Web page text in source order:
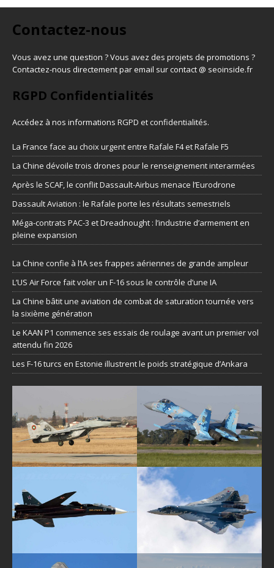
Contactez-nous
Vous avez une question ? Vous avez des projets de promotions ?
Contactez-nous directement par email sur contact @ seoinside.fr
RGPD Confidentialités
Accédez à nos informations RGPD et confidentialités.
La France face au choix urgent entre Rafale F4 et Rafale F5
La Chine dévoile trois drones pour le renseignement interarmées
Après le SCAF, le conflit Dassault-Airbus menace l’Eurodrone
Dassault Aviation : le Rafale porte les résultats semestriels
Méga-contrats PAC-3 et Dreadnought : l’industrie d’armement en
pleine expansion
La Chine confie à l’IA ses frappes aériennes de grande ampleur
L’US Air Force fait voler un F-16 sous le contrôle d’une IA
La Chine bâtit une aviation de combat de saturation tournée vers
la sixième génération
Le KAAN P1 commence ses essais de roulage avant un premier vol
attendu fin 2026
Les F-16 turcs en Estonie illustrent le poids stratégique d’Ankara